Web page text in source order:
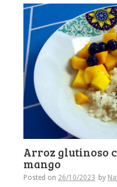
Arroz glutinoso
mango
Posted on 26/10/2023 by